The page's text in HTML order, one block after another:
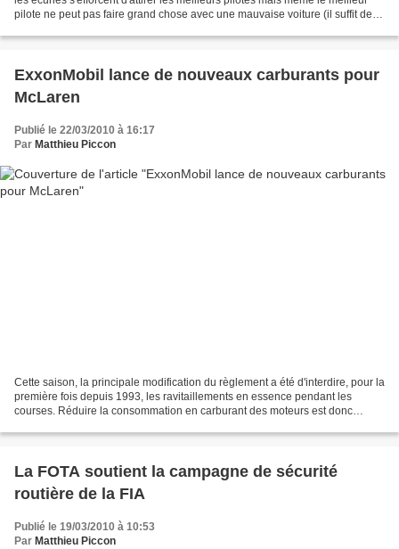
pilote ne peut pas faire grand chose avec une mauvaise voiture (il suffit de
ExxonMobil lance de nouveaux carburants pour
McLaren
Publié le 22/03/2010 à 16:17
Par Matthieu Piccon
Cette saison, la principale modification du règlement a été d'interdire, pour la
première fois depuis 1993, les ravitaillements en essence pendant les
courses. Réduire la consommation en carburant des moteurs est donc
La FOTA soutient la campagne de sécurité
routière de la FIA
Publié le 19/03/2010 à 10:53
Par Matthieu Piccon